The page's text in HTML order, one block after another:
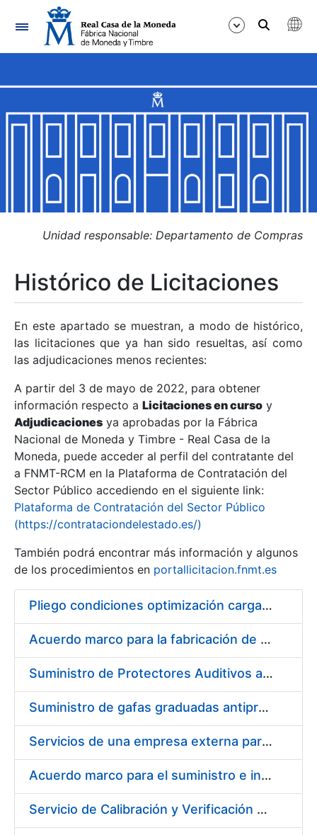
Navegación
Mostrar/Ocultar
Mostrar/Ocultar
Mostrar/Ocultar
Mostrar/Ocultar
Mostrar/Ocultar
Mostrar/Ocultar
Unidad responsable: Departamento de Compras
Histórico de Licitaciones
En este apartado se muestran, a modo de histórico,
las licitaciones que ya han sido resueltas, así como
las adjudicaciones menos recientes:
A partir del 3 de mayo de 2022, para obtener
información respecto a Licitaciones en curso y
Adjudicaciones ya aprobadas por la Fábrica
Nacional de Moneda y Timbre - Real Casa de la
Moneda, puede acceder al perfil del contratante del
a FNMT-RCM en la Plataforma de Contratación del
Sector Público accediendo en el siguiente link:
Plataforma de Contratación del Sector Público
(https://contrataciondelestado.es/)
También podrá encontrar más información y algunos
de los procedimientos en portallicitacion.fnmt.es
Pliego condiciones optimización cargas compras firmado
Acuerdo marco para la fabricación de piezas
Suministro de Protectores Auditivos a medida para las personas trabajadoras de los Centros de Trabajo de Madrid y Burgos
Suministro de gafas graduadas antiproyecciones para los trabajadores de la FNMT-RCM en los centros de trabajo de Madrid y Burgos
Servicios de una empresa externa para el asesoramiento y resolución de los recursos de alzada que se presentan relacionados con procesos de selección para la FNMT-RCM
Acuerdo marco para el suministro e instalación de persianas, estores y otros complementos
Servicio de Calibración y Verificación Externa de los Equipos de Medición del Servicio de Prevención de la FNMT-RCM